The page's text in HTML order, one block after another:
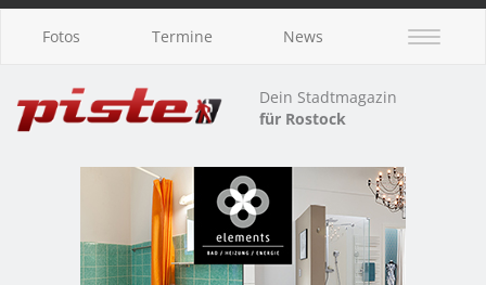
Fotos Termine News
Dein Stadtmagazin
für Rostock